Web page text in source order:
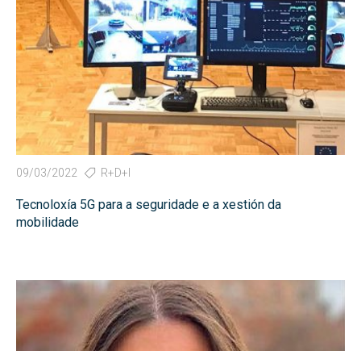
09/03/2022 R+D+I
Tecnoloxía 5G para a seguridade e a xestión da
mobilidade